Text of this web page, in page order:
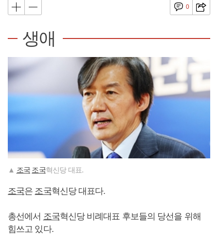
0
생애
▲ 조국 조국혁신당 대표.
조국은 조국혁신당 대표다.
총선에서 조국혁신당 비례대표 후보들의 당선을 위해
힘쓰고 있다.